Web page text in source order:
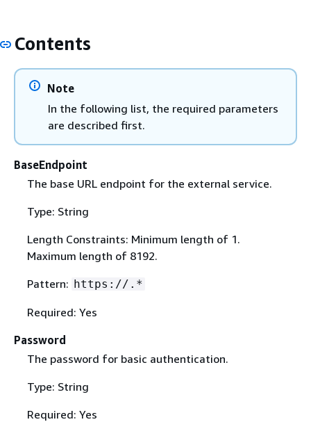
Contents
Note
In the following list, the required parameters
are described first.
BaseEndpoint
The base URL endpoint for the external service.
Type: String
Length Constraints: Minimum length of 1.
Maximum length of 8192.
Pattern: https://.*
Required: Yes
Password
The password for basic authentication.
Type: String
Required: Yes